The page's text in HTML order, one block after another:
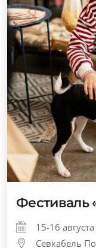
Фестиваль
15-16
Севкабель